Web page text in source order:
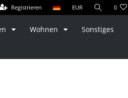
Registrieren EUR 0
Wohnen Sonstiges